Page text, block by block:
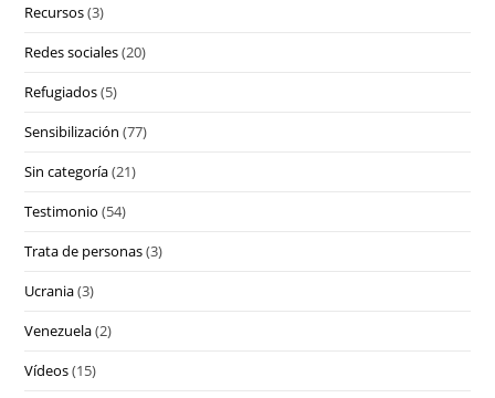
Recursos(3)
Redes sociales(20)
Refugiados(5)
Sensibilización (77)
Sin categoría(21)
Testimonio (54)
Trata de personas(3)
Ucrania(3)
Venezuela(2)
Vídeos(15)